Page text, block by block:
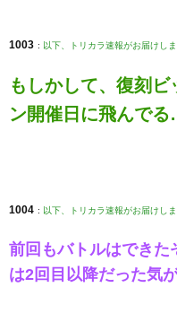
1003 : 以下、トリカラ速報がお届けし
もしかして、復刻
ン開催日に飛んで
1004 : 以下、トリカラ速報がお届けし
前回もバトルはできた
は2回目以降だった気